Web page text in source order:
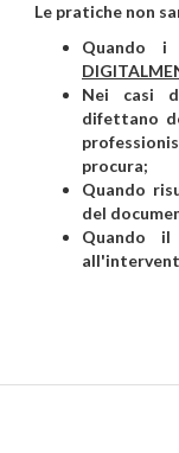
Le pratiche non
Quando i
Nei casi
difettano
procura;
Quando
del
Quando